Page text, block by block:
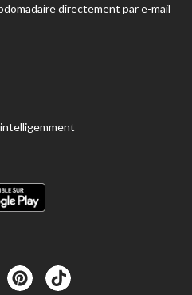
directement par e-mail
intelligemment